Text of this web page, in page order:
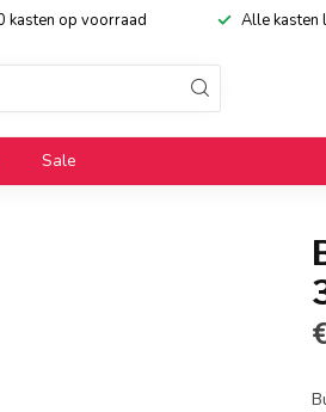
kasten op voorraad Alle kasten
Sale